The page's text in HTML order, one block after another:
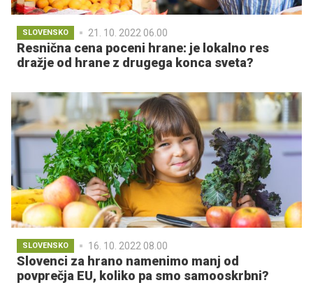
SLOVENSKO 21. 10. 2022 06.00
Resnična cena poceni hrane: je lokalno res
dražje od hrane z drugega konca sveta?
SLOVENSKO 16. 10. 2022 08.00
Slovenci za hrano namenimo manj od
povprečja EU, koliko pa smo samooskrbni?